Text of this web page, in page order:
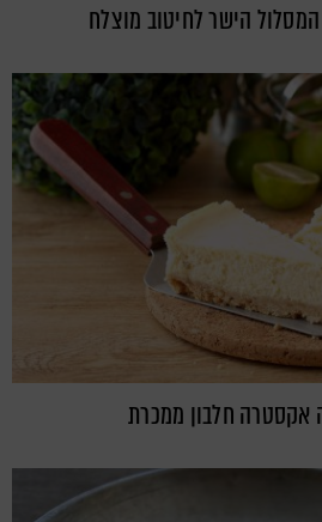
הישר לחיטוב מוצלח